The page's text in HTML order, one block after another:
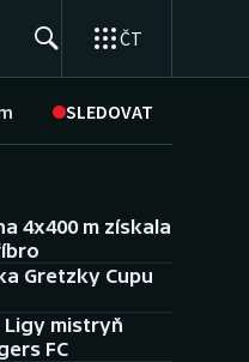
ČT
SLEDOVAT
4x400 m získala
Gretzky Cupu
mistryň
FC